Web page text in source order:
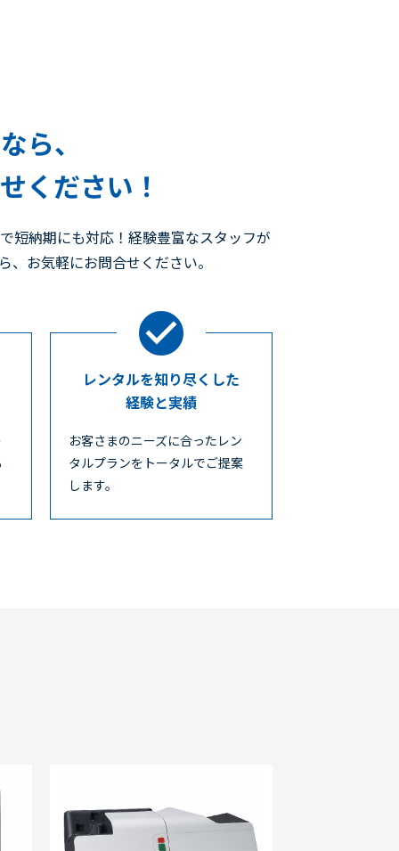
ら、
ください！
短納期にも対応！経験豊富なスタッフが
お気軽にお問合せください。
レンタルを知り尽くした
経験と実績
お客さまのニーズに合ったレン
タルプランをトータルでご提案
します。